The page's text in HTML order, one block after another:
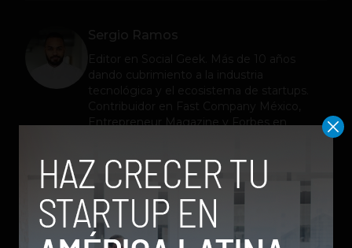
Sergio Ramos
Editor en Social Geek
. Más de 10 años
dando cubrimiento a la industria
tecnológica y el ecosistema de startups.
Contribuidor en Fast Company México,
Entrepreneur Magazine y Forbes en
Relacionados